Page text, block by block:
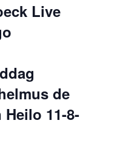
Live
de
Heilo 11-8-